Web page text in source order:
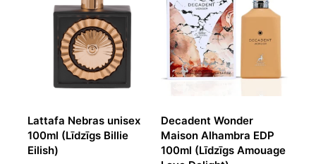
Lattafa Nebras unisex
100ml (Līdzīgs Billie
Eilish)
Decadent Wonder
Maison Alhambra EDP
100ml (Līdzīgs Amouage